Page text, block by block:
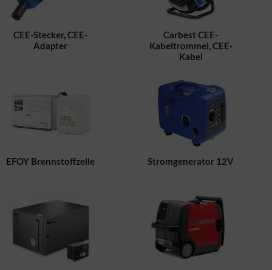
CEE-Stecker, CEE-
Adapter
Carbest CEE-
Kabeltrommel, CEE-
Kabel
EFOY Brennstoffzelle Stromgenerator 12V